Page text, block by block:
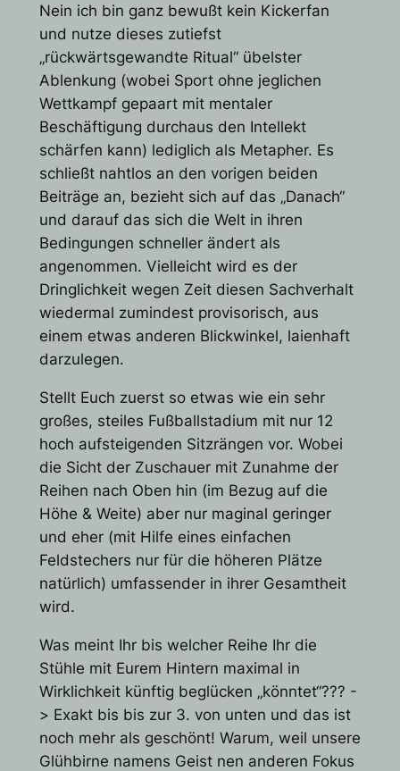
Nein ich bin ganz bewußt kein Kickerfan
und nutze dieses zutiefst
„rückwärtsgewandte Ritual“ übelster
Ablenkung (wobei Sport ohne jeglichen
Wettkampf gepaart mit mentaler
Beschäftigung durchaus den Intellekt
schärfen kann) lediglich als Metapher. Es
schließt nahtlos an den vorigen beiden
Beiträge an, bezieht sich auf das „Danach“
und darauf das sich die Welt in ihren
Bedingungen schneller ändert als
angenommen. Vielleicht wird es der
Dringlichkeit wegen Zeit diesen Sachverhalt
wiedermal zumindest provisorisch, aus
einem etwas anderen Blickwinkel, laienhaft
darzulegen.
Stellt Euch zuerst so etwas wie ein sehr
großes, steiles Fußballstadium mit nur 12
hoch aufsteigenden Sitzrängen vor. Wobei
die Sicht der Zuschauer mit Zunahme der
Reihen nach Oben hin (im Bezug auf die
Höhe & Weite) aber nur maginal geringer
und eher (mit Hilfe eines einfachen
Feldstechers nur für die höheren Plätze
natürlich) umfassender in ihrer Gesamtheit
wird.
Was meint Ihr bis welcher Reihe Ihr die
Stühle mit Eurem Hintern maximal in
Wirklichkeit künftig beglücken „könntet“??? -
> Exakt bis bis zur 3. von unten und das ist
noch mehr als geschönt! Warum, weil unsere
Glühbirne namens Geist nen anderen Fokus